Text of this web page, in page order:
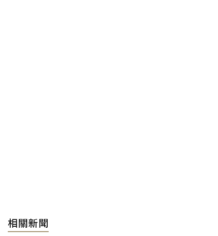
相關新聞